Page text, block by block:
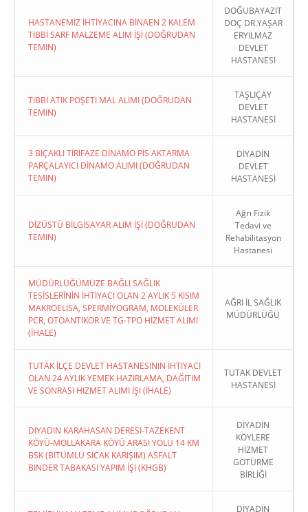
HASTANEMİZ İHTİYACINA BİNAEN 2 KALEM
TIBBİ SARF MALZEME ALIM İŞİ (DOĞRUDAN
TEMIN)
DOĞUBAYAZIT
DOÇ DR.YAŞAR
ERYILMAZ
DEVLET
HASTANESİ
TIBBİ ATIK POŞETİ MAL ALIMI (DOĞRUDAN
TEMIN)
TAŞLIÇAY
DEVLET
HASTANESİ
3 BIÇAKLI TİRİFAZE DİNAMO PİS AKTARMA
PARÇALAYICI DİNAMO ALIMI (DOĞRUDAN
TEMIN)
DİYADİN
DEVLET
HASTANESİ
DİZÜSTÜ BİLGİSAYAR ALIM İŞİ (DOĞRUDAN
TEMIN)
Ağrı Fizik
Tedavi ve
Rehabilitasyon
Hastanesi
MÜDÜRLÜĞÜMÜZE BAĞLI SAĞLIK
TESİSLERİNİN İHTİYACI OLAN 2 AYLIK 5 KISIM
MAKROELİSA, SPERMİYOGRAM, MOLEKÜLER
PCR, OTOANTİKOR VE TG-TPO HİZMET ALIMI
(İHALE)
AĞRI İL SAĞLIK
MÜDÜRLÜĞÜ
TUTAK İLÇE DEVLET HASTANESININ İHTIYACI
OLAN 24 AYLIK YEMEK HAZIRLAMA, DAĞITIM
VE SONRASI HIZMET ALIMI İŞI (İHALE)
TUTAK DEVLET
HASTANESİ
DIYADIN KARAHASAN DERESI-TAZEKENT
KÖYÜ-MOLLAKARA KÖYÜ ARASI YOLU 14 KM
BSK (BITÜMLÜ SICAK KARIŞIM) ASFALT
BINDER TABAKASI YAPIM İŞI (KHGB)
DİYADİN
KÖYLERE
HİZMET
GÖTÜRME
BİRLİĞİ
DİYADİN